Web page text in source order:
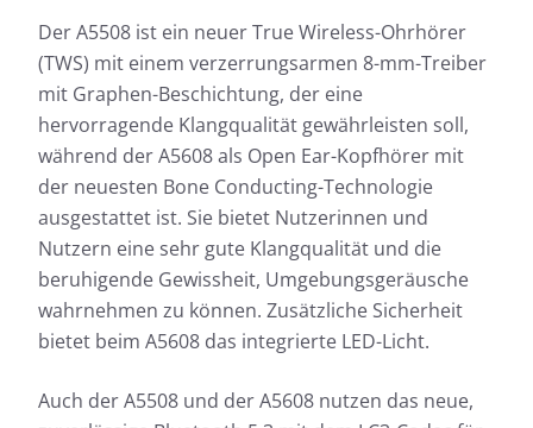
Der A5508 ist ein neuer True Wireless-Ohrhörer
(TWS) mit einem verzerrungsarmen 8-mm-Treiber
mit Graphen-Beschichtung, der eine
hervorragende Klangqualität gewährleisten soll,
während der A5608 als Open Ear-Kopfhörer mit
der neuesten Bone Conducting-Technologie
ausgestattet ist. Sie bietet Nutzerinnen und
Nutzern eine sehr gute Klangqualität und die
beruhigende Gewissheit, Umgebungsgeräusche
wahrnehmen zu können. Zusätzliche Sicherheit
bietet beim A5608 das integrierte LED-Licht.
Auch der A5508 und der A5608 nutzen das neue,